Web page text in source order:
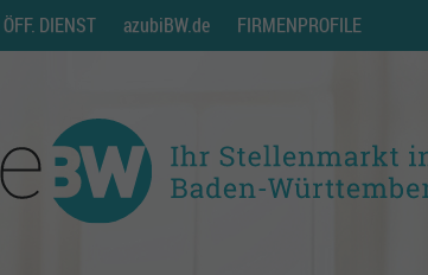
DIENST azubiBW.de FIRMENPROFILE